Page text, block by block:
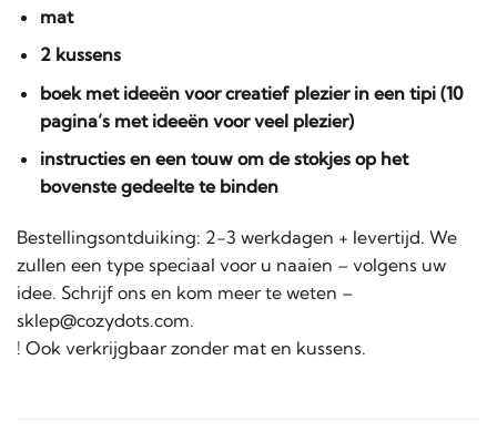
mat
2 kussens
boek met ideeën voor creatief plezier in een tipi (10
pagina’s met ideeën voor veel plezier)
instructies en een touw om de stokjes op het
bovenste gedeelte te binden
Bestellingsontduiking: 2-3 werkdagen + levertijd. We
zullen een type speciaal voor u naaien – volgens uw
idee. Schrijf ons en kom meer te weten –
sklep@cozydots.com.
! Ook verkrijgbaar zonder mat en kussens.